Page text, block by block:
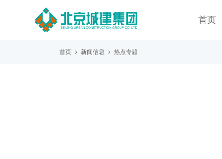
首页
首页 新闻信息 热点专题